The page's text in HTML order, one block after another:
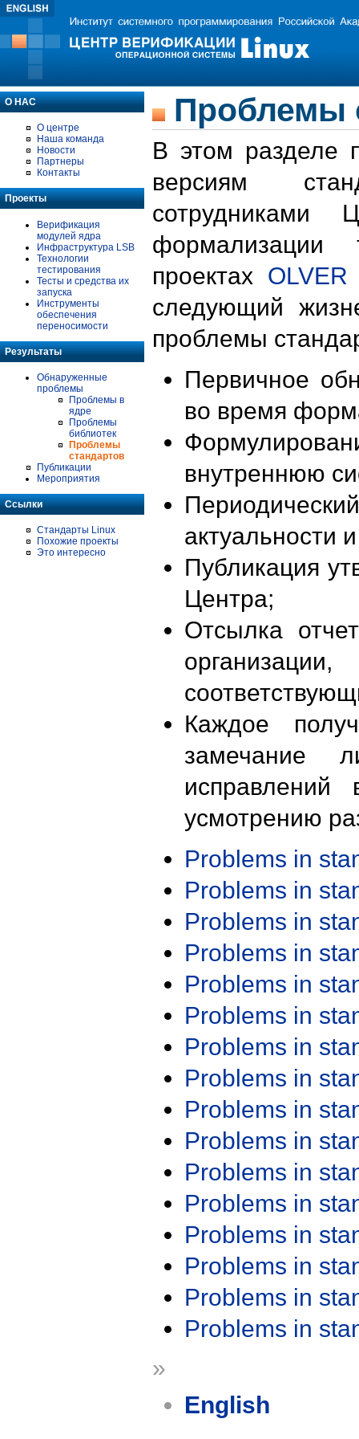
О НАС
О центре
Наша команда
Новости
Партнеры
Контакты
Проекты
Верификация
модулей ядра
Инфраструктура LSB
Технологии
тестирования
Тесты и средства их
запуска
Инструменты
обеспечения
переносимости
Результаты
Обнаруженные
проблемы
Проблемы в
ядре
Проблемы
библиотек
Проблемы
стандартов
Публикации
Мероприятия
Ссылки
Стандарты Linux
Похожие проекты
Это интересно
Проблемы
В этом разделе
версиям
формализации
проектах OLVER
следующий
проблемы
Первичное
во время
внутреннюю
актуальности
Публикация
Центра;
Отсылка
Каждое
замечание
исправлений
усмотрению
Problems in
Problems in
Problems in
Problems in
Problems in
Problems in
Problems in
Problems in
Problems in
Problems in
Problems in
Problems in
Problems in
Problems in
Problems in
Problems in
»
English